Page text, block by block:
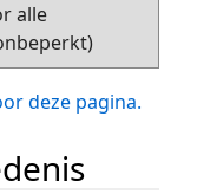
alle
deze pagina.